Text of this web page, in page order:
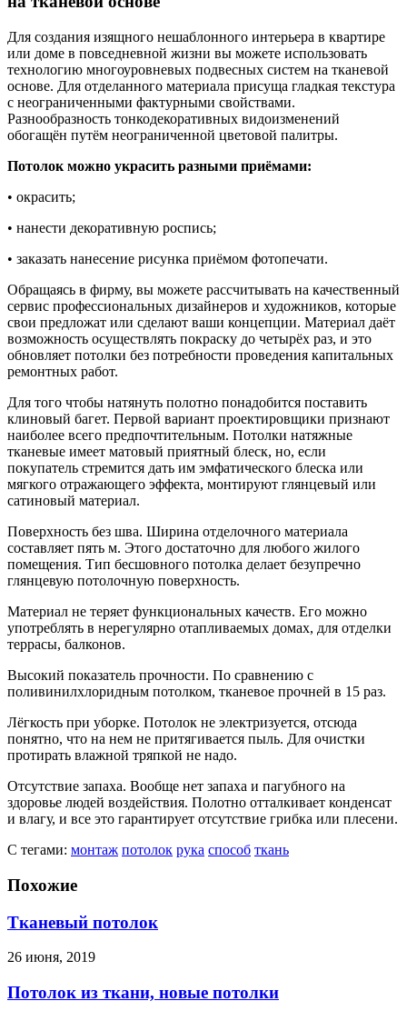
Для создания изящного нешаблонного интерьера в квартире
или доме в повседневной жизни вы можете использовать
технологию многоуровневых подвесных систем на тканевой
основе. Для отделанного материала присуща гладкая текстура
с неограниченными фактурными свойствами.
Разнообразность тонкодекоративных видоизменений
обогащён путём неограниченной цветовой палитры.
Потолок можно украсить разными приёмами:
• окрасить;
• нанести декоративную роспись;
• заказать нанесение рисунка приёмом фотопечати.
Обращаясь в фирму, вы можете рассчитывать на качественный
сервис профессиональных дизайнеров и художников, которые
свои предложат или сделают ваши концепции. Материал даёт
возможность осуществлять покраску до четырёх раз, и это
обновляет потолки без потребности проведения капитальных
ремонтных работ.
Для того чтобы натянуть полотно понадобится поставить
клиновый багет. Первой вариант проектировщики признают
наиболее всего предпочтительным. Потолки натяжные
тканевые имеет матовый приятный блеск, но, если
покупатель стремится дать им эмфатического блеска или
мягкого отражающего эффекта, монтируют глянцевый или
сатиновый материал.
Поверхность без шва. Ширина отделочного материала
составляет пять м. Этого достаточно для любого жилого
помещения. Тип бесшовного потолка делает безупречно
глянцевую потолочную поверхность.
Материал не теряет функциональных качеств. Его можно
употреблять в нерегулярно отапливаемых домах, для отделки
террасы, балконов.
Высокий показатель прочности. По сравнению с
поливинилхлоридным потолком, тканевое прочней в 15 раз.
Лёгкость при уборке. Потолок не электризуется, отсюда
понятно, что на нем не притягивается пыль. Для очистки
протирать влажной тряпкой не надо.
Отсутствие запаха. Вообще нет запаха и пагубного на
здоровье людей воздействия. Полотно отталкивает конденсат
и влагу, и все это гарантирует отсутствие грибка или плесени.
С тегами: монтаж потолок рука способ ткань
Похожие
Тканевый потолок
26 июня, 2019
Потолок из ткани, новые потолки